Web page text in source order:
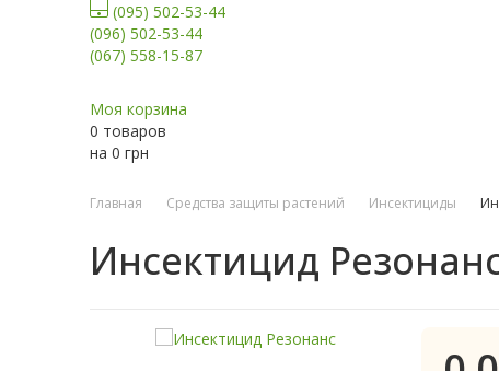
(095) 502-53-44
(096) 502-53-44
(067) 558-15-87
Моя корзина
0 товаров
на 0 грн
Главная Средства защиты растений Инсектициды
Инсектицид